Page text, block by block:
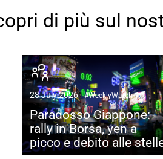
di più sul
28 July 2026 #WeeklyWatch
Paradosso Giappone:
rally in Borsa, yen a
picco e debito alle